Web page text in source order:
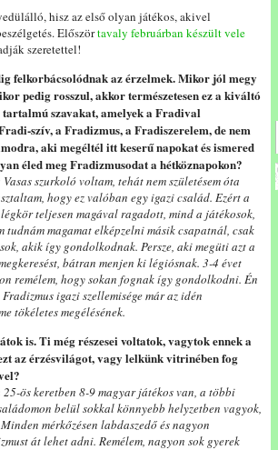
hisz az első olyan játékos, akivel
Előszörtavaly februárban készült vele
szeretettel!
felkorbácsolódnak az érzelmek. Mikor jól megy
pedig rosszul, akkor természetesen ez a kiváltó
szavakat, amelyek a Fradival
szív, a Fradizmus, a Fradiszerelem, de nem
aki megéltél itt keserű napokat és ismered
éled meg Fradizmusodat a hétköznapokon?
szurkoló voltam, tehát nem születésem óta
hogy ez valóban egy igazi család. Ezért a
teljesen magával ragadott, mind a játékosok,
magamat elképzelni másik csapatnál, csak
akik így gondolkodnak. Persze, aki megüti azt a
bátran menjen ki légiósnak. 3-4 évet
remélem, hogy sokan fognak így gondolkodni. Én
igazi szellemisége már az idén
tökéletes megélésének.
is. Ti még részesei voltatok, vagytok ennek a
az érzésvilágot, vagy lelkünk vitrinében fog
ös keretben 8-9 magyar játékos van, a többi
belül sokkal könnyebb helyzetben vagyok,
mérkőzésen labdaszedő és nagyon
át lehet adni. Remélem, nagyon sok gyerek